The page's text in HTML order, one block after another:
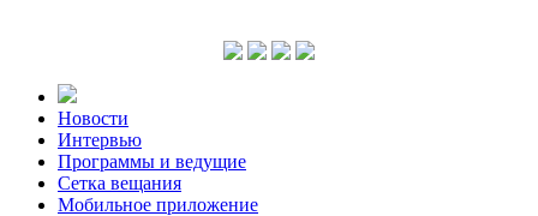
Новости
Интервью
Программы и ведущие
Сетка вещания
Мобильное приложение